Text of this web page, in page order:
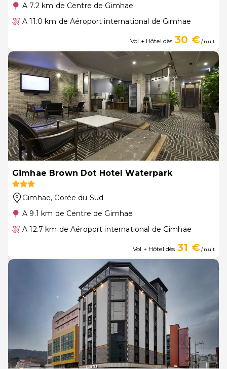
A 7.2 km de Centre de Gimhae
A 11.0 km de Aéroport international de Gimhae
Vol + Hôtel dès 30 €/ nuit
Gimhae Brown Dot Hotel Waterpark
Gimhae, Corée du Sud
A 9.1 km de Centre de Gimhae
A 12.7 km de Aéroport international de Gimhae
Vol + Hôtel dès 31 €/ nuit